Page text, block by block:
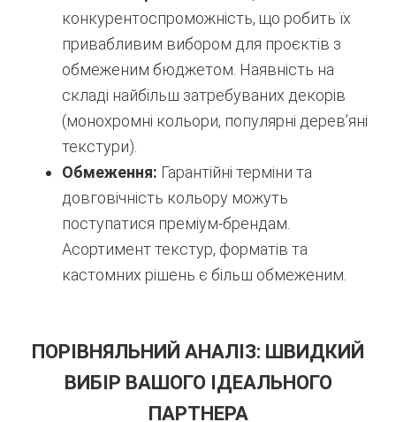
конкурентоспроможність, що робить їх
привабливим вибором для проєктів з
обмеженим бюджетом. Наявність на
складі найбільш затребуваних декорів
(монохромні кольори, популярні дерев’яні
текстури).
Обмеження: Гарантійні терміни та
довговічність кольору можуть
поступатися преміум-брендам.
Асортимент текстур, форматів та
кастомних рішень є більш обмеженим.
ПОРІВНЯЛЬНИЙ АНАЛІЗ: ШВИДКИЙ
ВИБІР ВАШОГО ІДЕАЛЬНОГО
ПАРТНЕРА